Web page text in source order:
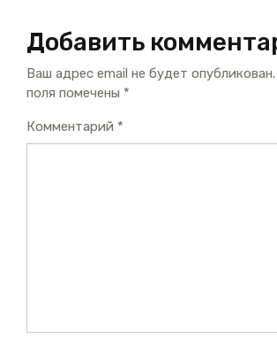
Добавить
Ваш адрес email не будет опубликован.
поля помечены *
Комментарий *